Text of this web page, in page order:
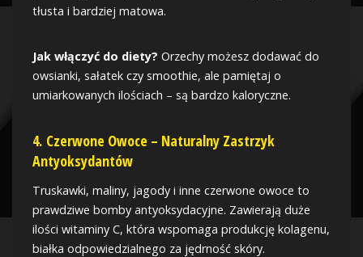
tłusta i bardziej matowa.
Jak włączyć do diety? Orzechy możesz dodawać do
owsianki, sałatek czy smoothie, ale pamiętaj o
umiarkowanych ilościach – są bardzo kaloryczne.
4. Czerwone Owoce – Naturalny Zastrzyk
Antyoksydantów
Truskawki, maliny, jagody i inne czerwone owoce to
prawdziwe bomby antyoksydacyjne. Zawierają duże
ilości witaminy C, która wspomaga produkcję kolagenu,
białka odpowiedzialnego za jędrność skóry.